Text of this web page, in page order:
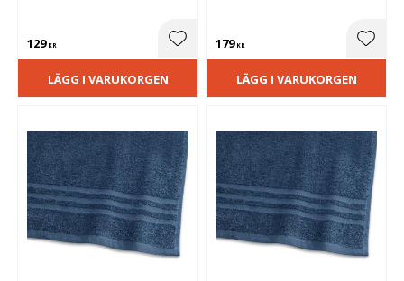
129KR Lägg till i favoriter
LÄGG I VARUKORGEN
179KR
LÄGG I VARUKORGEN